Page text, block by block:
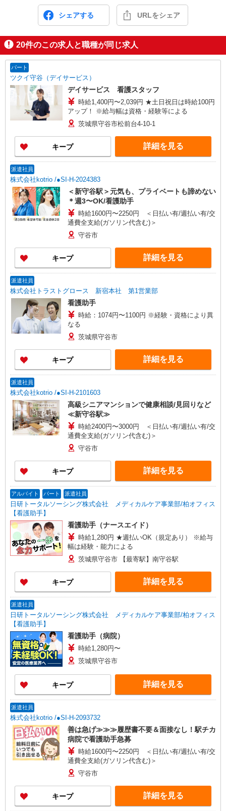
シェアする URLをシェア
20件のこの求人と職種が同じ求人
パート
ツクイ守谷（デイサービス）
デイサービス 看護スタッフ
時給1,400円〜2,039円 ★土日祝日は時給100円
アップ！ ※給与幅は資格・経験等による
茨城県守谷市松前台4-10-1
キープ 詳細を見る
派遣社員
株式会社kotrio /●SI-H-2024383
＜新守谷駅＞元気も、プライベートも諦めない
＊週3〜OK/看護助手
時給1600円〜2250円 ＜日払い有/週払い有/交
通費全支給(ガソリン代含む)＞
守谷市
キープ 詳細を見る
派遣社員
株式会社トラストグロース 新宿本社 第1営業部
看護助手
時給：1074円〜1100円 ※経験・資格により異
なる
茨城県守谷市
キープ 詳細を見る
派遣社員
株式会社kotrio /●SI-H-2101603
高級シニアマンションで健康相談/見回りなど
≪新守谷駅≫
時給2400円〜3000円 ＜日払い有/週払い有/交
通費全支給(ガソリン代含む)＞
守谷市
キープ 詳細を見る
アルバイト パート 派遣社員
日研トータルソーシング株式会社 メディカルケア事業部/柏オフィス
【看護助手】
看護助手（ナースエイド）
時給1,280円 ★週払いOK（規定あり） ※給与
幅は経験・能力による
茨城県守谷市 【最寄駅】南守谷駅
キープ 詳細を見る
派遣社員
日研トータルソーシング株式会社 メディカルケア事業部/柏オフィス
【看護助手】
看護助手（病院）
時給1,280円〜
茨城県守谷市
キープ 詳細を見る
派遣社員
株式会社kotrio /●SI-H-2093732
善は急げ≫≫≫履歴書不要＆面接なし！駅チカ
病院で看護助手急募
時給1600円〜2250円 ＜日払い有/週払い有/交
通費全支給(ガソリン代含む)＞
守谷市
キープ 詳細を見る